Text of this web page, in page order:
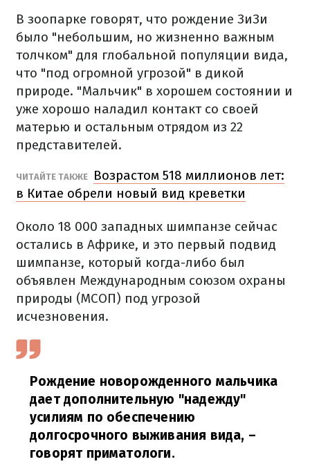
В зоопарке говорят, что рождение ЗиЗи
было "небольшим, но жизненно важным
толчком" для глобальной популяции вида,
что "под огромной угрозой" в дикой
природе. "Мальчик" в хорошем состоянии и
уже хорошо наладил контакт со своей
матерью и остальным отрядом из 22
представителей.
ЧИТАЙТЕ ТАКЖЕ
Возрастом 518 миллионов лет:
в Китае обрели новый вид креветки
Около 18 000 западных шимпанзе сейчас
остались в Африке, и это первый подвид
шимпанзе, который когда-либо был
объявлен Международным союзом охраны
природы (МСОП) под угрозой
исчезновения.
Рождение новорожденного мальчика
дает дополнительную "надежду"
усилиям по обеспечению
долгосрочного выживания вида, –
говорят приматологи.